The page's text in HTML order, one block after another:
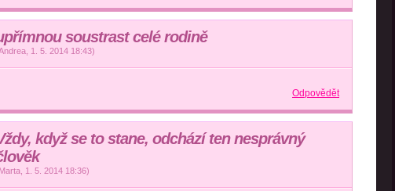
soustrast celé rodině
1. 5. 2014 18:43)
Odpovědět
když se to stane, odchází ten nesprávný
Marta 1. 5. 2014 18:36)